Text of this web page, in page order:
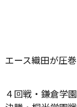
エース織田が圧
４回戦・鎌倉学